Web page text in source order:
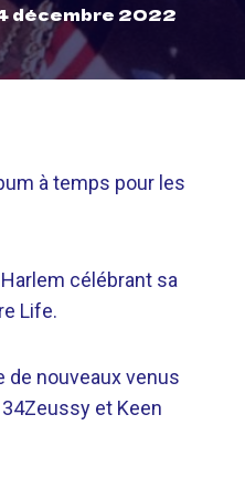
décembre 2022
à temps pour les
célébrant sa
Life.
de nouveaux venus
34Zeussy et Keen